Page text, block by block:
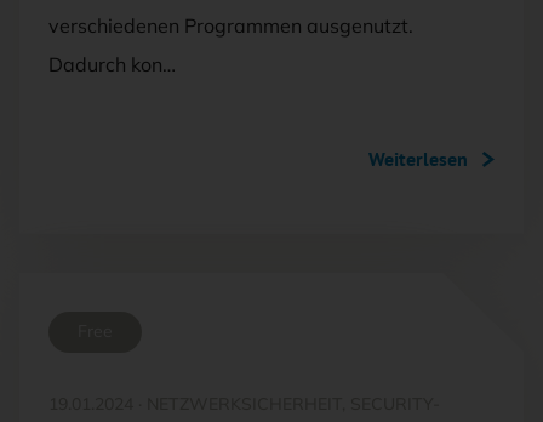
verschiedenen Programmen ausgenutzt.
Dadurch kon…
Weiterlesen